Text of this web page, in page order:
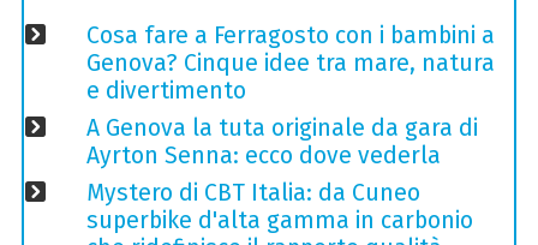
Cosa fare a Ferragosto con i bambini a
Genova? Cinque idee tra mare, natura
e divertimento
A Genova la tuta originale da gara di
Ayrton Senna: ecco dove vederla
Mystero di CBT Italia: da Cuneo
superbike d'alta gamma in carbonio